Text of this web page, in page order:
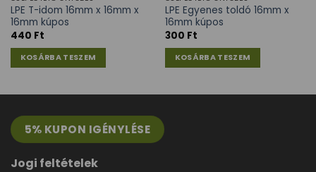
LPE T-idom 16mm x 16mm x
16mm kúpos
440 Ft
KOSÁRBA TESZEM
LPE Egyenes toldó 16mm x
16mm kúpos
300 Ft
KOSÁRBA TESZEM
5% KUPON IGÉNYLÉSE
Jogi feltételek